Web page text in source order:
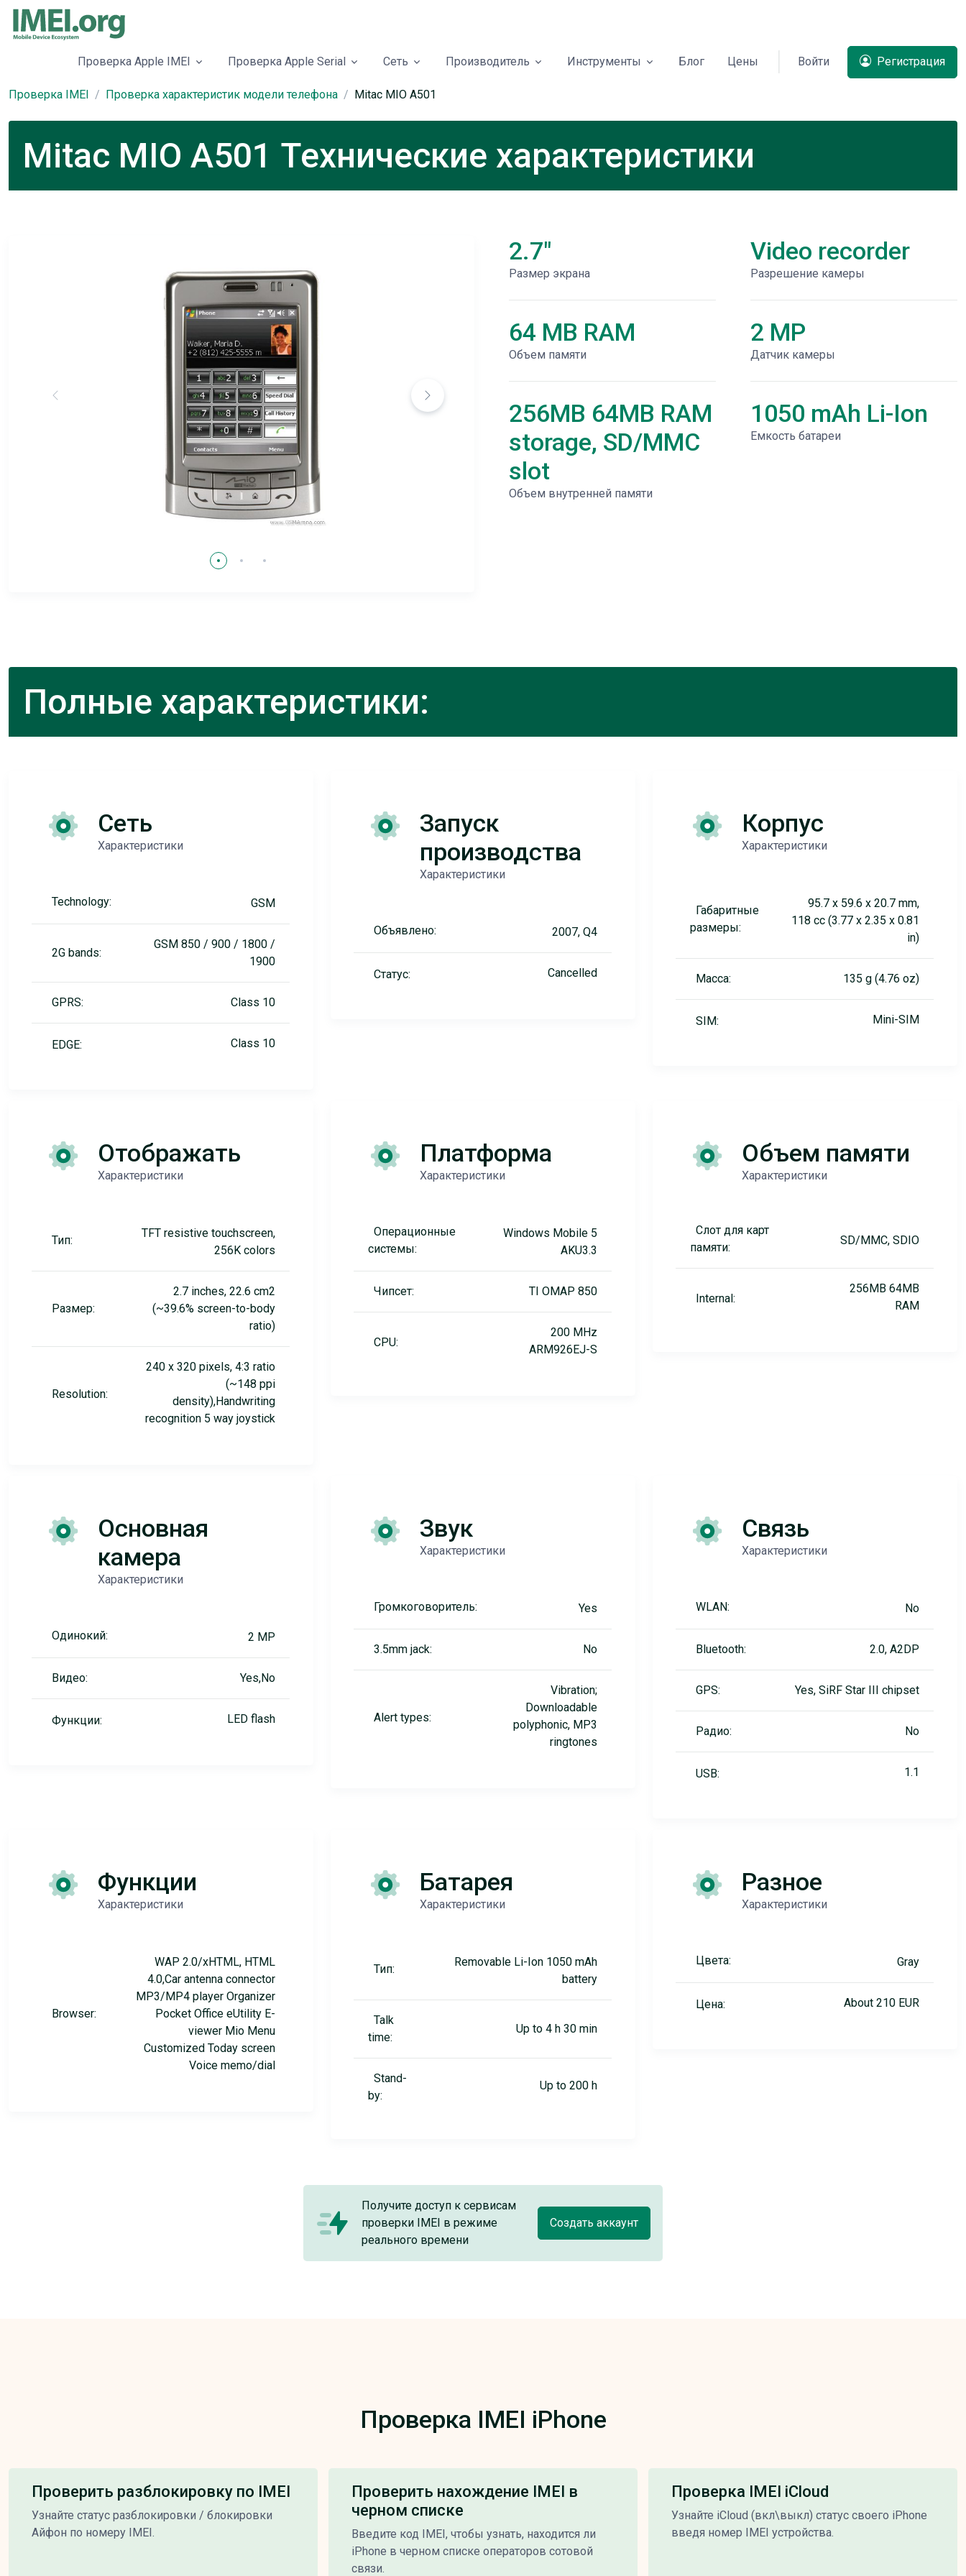
Проверка Apple IMEI Проверка Apple Serial Сеть Производитель Инструменты Блог Цены Войти Регистрация
Проверка IMEI Проверка характеристик модели телефона Mitac MIO A501
Mitac MIO A501 Технические характеристики
2.7"
Размер экрана
64 MB RAM
Объем памяти
256MB 64MB RAM
storage, SD/MMC
slot
Объем внутренней памяти
Video recorder
Разрешение камеры
2 MP
Датчик камеры
1050 mAh Li-Ion
Емкость батареи
Полные характеристики:
Сеть
Характеристики
Technology: GSM
2G bands:
GSM 850 / 900 / 1800 /
1900
GPRS: Class 10
EDGE: Class 10
Запуск
производства
Характеристики
Объявлено: 2007, Q4
Статус: Cancelled
Корпус
Характеристики
Габаритные
размеры:
95.7 x 59.6 x 20.7 mm,
118 cc (3.77 x 2.35 x 0.81
in)
Масса: 135 g (4.76 oz)
SIM: Mini-SIM
Отображать
Характеристики
Тип:
TFT resistive touchscreen,
256K colors
Размер:
2.7 inches, 22.6 cm2
(~39.6% screen-to-body
ratio)
Resolution:
240 x 320 pixels, 4:3 ratio
(~148 ppi
density),Handwriting
recognition 5 way joystick
Платформа
Характеристики
Операционные
системы:
Windows Mobile 5
AKU3.3
Чипсет: TI OMAP 850
CPU:
200 MHz
ARM926EJ-S
Объем памяти
Характеристики
Слот для карт
памяти:
SD/MMC, SDIO
Internal:
256MB 64MB
RAM
Основная
камера
Характеристики
Одинокий: 2 MP
Видео: Yes,No
Функции: LED flash
Звук
Характеристики
Громкоговоритель: Yes
3.5mm jack: No
Alert types:
Vibration;
Downloadable
polyphonic, MP3
ringtones
Связь
Характеристики
WLAN: No
Bluetooth: 2.0, A2DP
GPS: Yes, SiRF Star III chipset
Радио: No
USB: 1.1
Функции
Характеристики
Browser:
WAP 2.0/xHTML, HTML
4.0,Car antenna connector
MP3/MP4 player Organizer
Pocket Office eUtility E-
viewer Mio Menu
Customized Today screen
Voice memo/dial
Батарея
Характеристики
Тип:
Removable Li-Ion 1050 mAh
battery
Talk
time:
Up to 4 h 30 min
Stand-
by:
Up to 200 h
Разное
Характеристики
Цвета: Gray
Цена: About 210 EUR
Получите доступ к сервисам
проверки IMEI в режиме
реального времени
Создать аккаунт
Проверка IMEI iPhone
Проверить разблокировку по IMEI
Узнайте статус разблокировки / блокировки
Айфон по номеру IMEI.
Проверить нахождение IMEI в
черном списке
Введите код IMEI, чтобы узнать, находится ли
iPhone в черном списке операторов сотовой
связи.
Проверка IMEI iCloud
Узнайте iCloud (вкл\выкл) статус своего iPhone
введя номер IMEI устройства.